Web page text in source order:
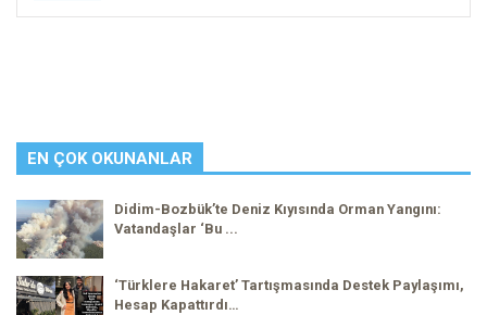
EN ÇOK OKUNANLAR
Didim-Bozbük’te Deniz Kıyısında Orman Yangını:
Vatandaşlar ‘Bu ...
‘Türklere Hakaret’ Tartışmasında Destek Paylaşımı,
Hesap Kapattırdı…